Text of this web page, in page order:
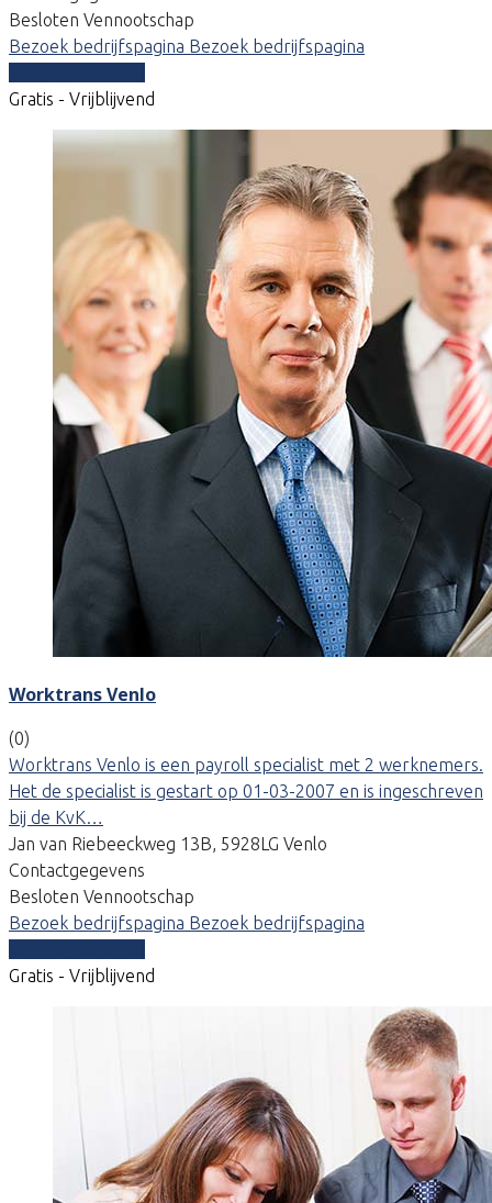
Besloten Vennootschap
Bezoek bedrijfspagina Bezoek bedrijfspagina
Gratis - Vrijblijvend
Worktrans Venlo
(0)
Worktrans Venlo is een payroll specialist met 2 werknemers.
Het de specialist is gestart op 01-03-2007 en is ingeschreven
bij de KvK…
Jan van Riebeeckweg 13B, 5928LG Venlo
Contactgegevens
Besloten Vennootschap
Bezoek bedrijfspagina Bezoek bedrijfspagina
Gratis - Vrijblijvend